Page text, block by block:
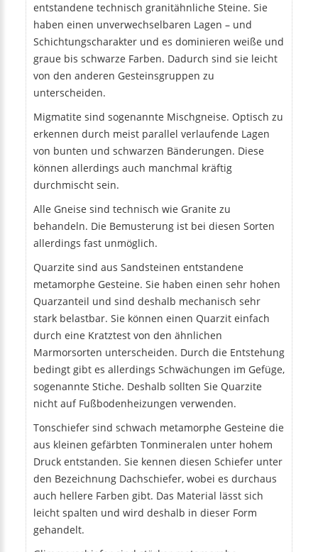
entstandene technisch granitähnliche Steine. Sie
haben einen unverwechselbaren Lagen – und
Schichtungscharakter und es dominieren weiße und
graue bis schwarze Farben. Dadurch sind sie leicht
von den anderen Gesteinsgruppen zu
unterscheiden.
Migmatite sind sogenannte Mischgneise. Optisch zu
erkennen durch meist parallel verlaufende Lagen
von bunten und schwarzen Bänderungen. Diese
können allerdings auch manchmal kräftig
durchmischt sein.
Alle Gneise sind technisch wie Granite zu
behandeln. Die Bemusterung ist bei diesen Sorten
allerdings fast unmöglich.
Quarzite sind aus Sandsteinen entstandene
metamorphe Gesteine. Sie haben einen sehr hohen
Quarzanteil und sind deshalb mechanisch sehr
stark belastbar. Sie können einen Quarzit einfach
durch eine Kratztest von den ähnlichen
Marmorsorten unterscheiden. Durch die Entstehung
bedingt gibt es allerdings Schwächungen im Gefüge,
sogenannte Stiche. Deshalb sollten Sie Quarzite
nicht auf Fußbodenheizungen verwenden.
Tonschiefer sind schwach metamorphe Gesteine die
aus kleinen gefärbten Tonmineralen unter hohem
Druck entstanden. Sie kennen diesen Schiefer unter
den Bezeichnung Dachschiefer, wobei es durchaus
auch hellere Farben gibt. Das Material lässt sich
leicht spalten und wird deshalb in dieser Form
gehandelt.